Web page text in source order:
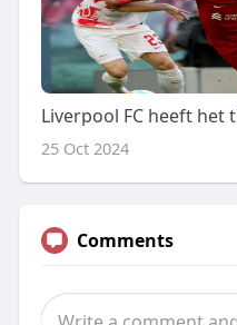
25 Oct 2024
Comments